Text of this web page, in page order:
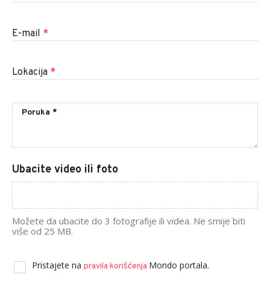
E-mail *
Lokacija *
Ubacite video ili foto
Možete da ubacite do 3 fotografije ili videa. Ne smije biti
više od 25 MB.
Pristajete na pravila korišćenja Mondo portala.